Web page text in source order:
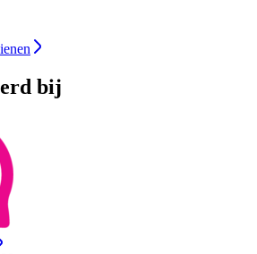
bij